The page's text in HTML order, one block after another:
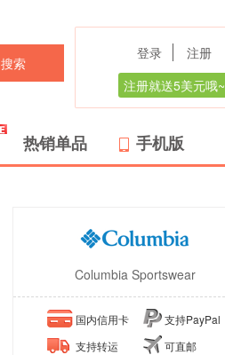
搜索
登录
注册
注册就送5美元哦~
热销单品 手机版
Columbia Sportswear
国内信用卡
支持PayPal
支持转运
可直邮